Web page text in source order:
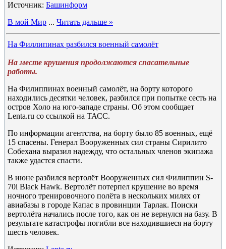
Источник: Башинформ
В мой Мир ... Читать дальше »
На Филлипинах разбился военный самолёт
На месте крушения продолжаются спасательные
работы.
На Филиппинах военный самолёт, на борту которого
находились десятки человек, разбился при попытке сесть на
остров Холо на юго-западе страны. Об этом сообщает
Lenta.ru со ссылкой на ТАСС.
По информации агентства, на борту было 85 военных, ещё
15 спасены. Генерал Вооруженных сил страны Сирилито
Собехана выразил надежду, что остальных членов экипажа
также удастся спасти.
В июне разбился вертолёт Вооруженных сил Филиппин S-
70i Black Hawk. Вертолёт потерпел крушение во время
ночного тренировочного полёта в нескольких милях от
авиабазы в городе Капас в провинции Тарлак. Поиски
вертолёта начались после того, как он не вернулся на базу. В
результате катастрофы погибли все находившиеся на борту
шесть человек.